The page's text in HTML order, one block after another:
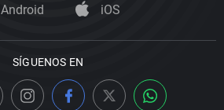
Android iOS
SÍGUENOS EN